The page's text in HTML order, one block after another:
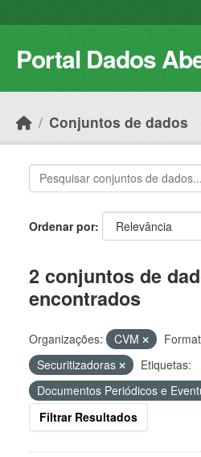
Portal Dados
Conjuntos de dados
Ordenar por
2 conjuntos de
encontrados
Organizações: CVM
Securitizadoras
Etiquetas:
Documentos Periódicos e
Filtrar Resultados